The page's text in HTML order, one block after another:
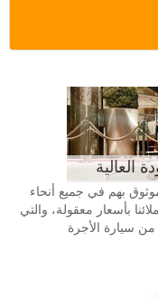
العالية
بهم في جميع أنحاء
بأسعار معقولة، والتي